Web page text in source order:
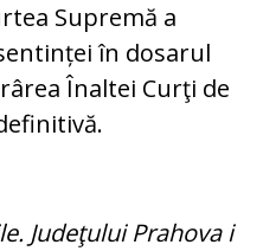
Supremă a
în dosarul
Înaltei Curţi de
Judeţului Prahova i